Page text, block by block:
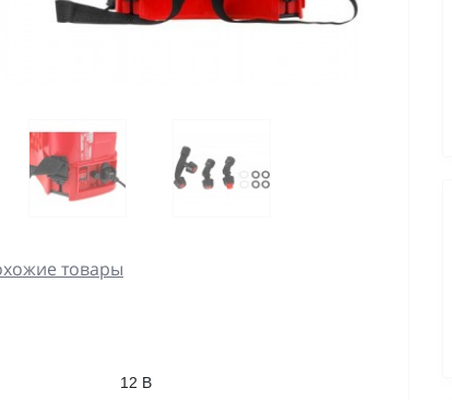
товары
12 В